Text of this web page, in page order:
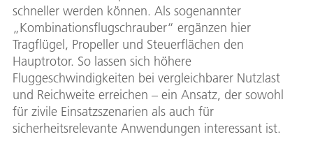
schneller werden können. Als sogenannter
„Kombinationsflugschrauber“ ergänzen hier
Tragflügel, Propeller und Steuerflächen den
Hauptrotor. So lassen sich höhere
Fluggeschwindigkeiten bei vergleichbarer Nutzlast
und Reichweite erreichen – ein Ansatz, der sowohl
für zivile Einsatzszenarien als auch für
sicherheitsrelevante Anwendungen interessant ist.